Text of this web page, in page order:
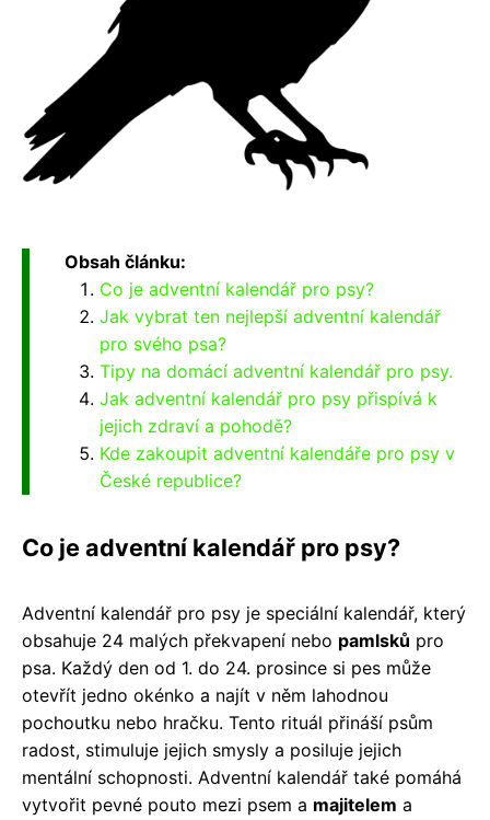
Obsah článku:
Co je adventní kalendář pro psy?
Jak vybrat ten nejlepší adventní kalendář
pro svého psa?
Tipy na domácí adventní kalendář pro psy.
Jak adventní kalendář pro psy přispívá k
jejich zdraví a pohodě?
Kde zakoupit adventní kalendáře pro psy v
České republice?
Co je adventní kalendář pro psy?
Adventní kalendář pro psy je speciální kalendář, který
obsahuje 24 malých překvapení nebo pamlsků pro
psa. Každý den od 1. do 24. prosince si pes může
otevřít jedno okénko a najít v něm lahodnou
pochoutku nebo hračku. Tento rituál přináší psům
radost, stimuluje jejich smysly a posiluje jejich
mentální schopnosti. Adventní kalendář také pomáhá
vytvořit pevné pouto mezi psem a majitelem a